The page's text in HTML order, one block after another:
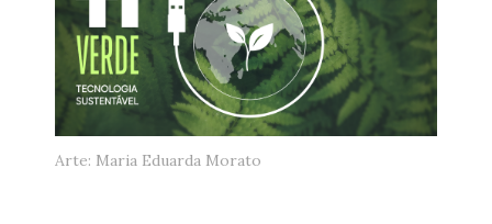
Arte: Maria Eduarda Morato